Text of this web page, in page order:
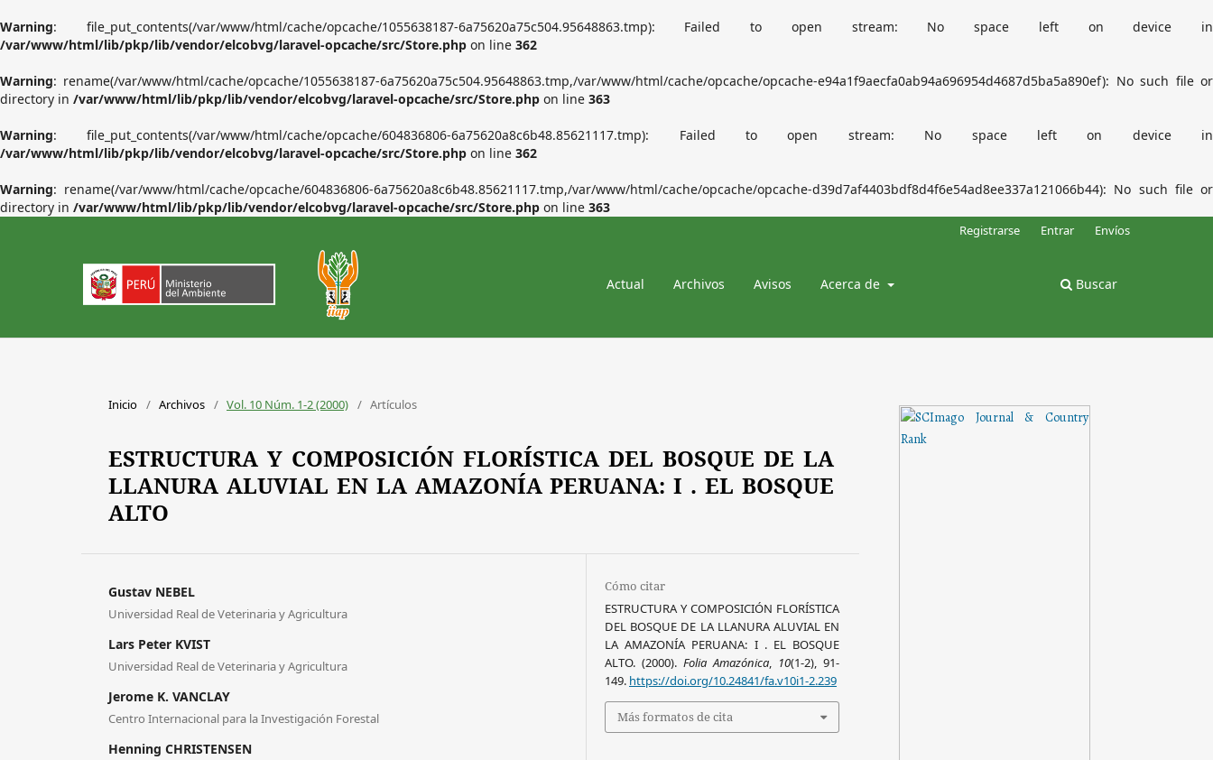
Warning: file_put_contents(/var/www/html/cache/opcache/1055638187-6a75620a75c504.95648863.tmp): Failed to open stream: No space left on device in
/var/www/html/lib/pkp/lib/vendor/elcobvg/laravel-opcache/src/Store.php on line 362
Warning: rename(/var/www/html/cache/opcache/1055638187-6a75620a75c504.95648863.tmp,/var/www/html/cache/opcache/opcache-e94a1f9aecfa0ab94a696954d4687d5ba5a890ef): No such file or
directory in /var/www/html/lib/pkp/lib/vendor/elcobvg/laravel-opcache/src/Store.php on line 363
Warning: file_put_contents(/var/www/html/cache/opcache/604836806-6a75620a8c6b48.85621117.tmp): Failed to open stream: No space left on device in
/var/www/html/lib/pkp/lib/vendor/elcobvg/laravel-opcache/src/Store.php on line 362
Warning: rename(/var/www/html/cache/opcache/604836806-6a75620a8c6b48.85621117.tmp,/var/www/html/cache/opcache/opcache-d39d7af4403bdf8d4f6e54ad8ee337a121066b44): No such file or
directory in /var/www/html/lib/pkp/lib/vendor/elcobvg/laravel-opcache/src/Store.php on line 363
Actual Archivos Avisos Acerca de Buscar
Registrarse Entrar Envíos
Inicio / Archivos / Vol. 10 Núm. 1-2 (2000) / Artículos
ESTRUCTURA Y COMPOSICIÓN FLORÍSTICA DEL BOSQUE DE LA
LLANURA ALUVIAL EN LA AMAZONÍA PERUANA: I . EL BOSQUE
ALTO
Gustav NEBEL
Universidad Real de Veterinaria y Agricultura
Lars Peter KVIST
Universidad Real de Veterinaria y Agricultura
Jerome K. VANCLAY
Centro Internacional para la Investigación Forestal
Henning CHRISTENSEN
Cómo citar
ESTRUCTURA Y COMPOSICIÓN FLORÍSTICA
DEL BOSQUE DE LA LLANURA ALUVIAL EN
LA AMAZONÍA PERUANA: I . EL BOSQUE
ALTO. (2000).Folia Amazónica, 10(1-2), 91-
149. https://doi.org/10.24841/fa.v10i1-2.239
Más formatos de cita